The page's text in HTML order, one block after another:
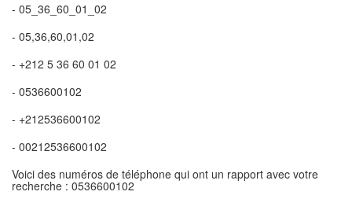
- 05_36_60_01_02
- 05,36,60,01,02
- +212 5 36 60 01 02
- 0536600102
- +212536600102
- 00212536600102
Voici des numéros de téléphone qui ont un rapport avec votre
recherche : 0536600102